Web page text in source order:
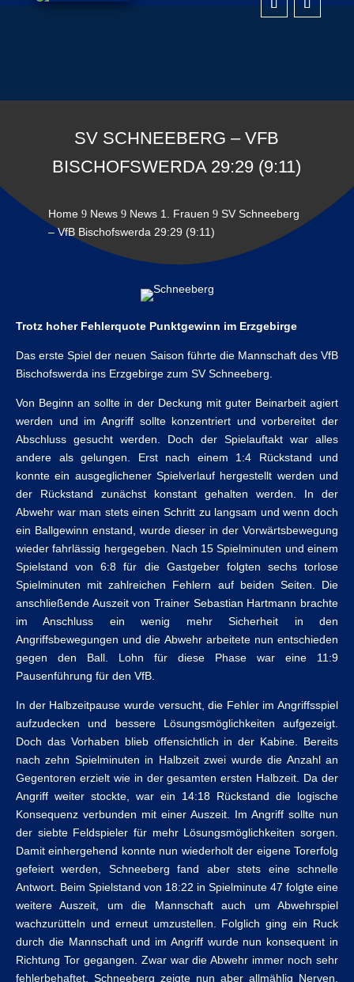
SV SCHNEEBERG – VFB
BISCHOFSWERDA 29:29 (9:11)
Home 9 News 9 News 1. Frauen 9 SV Schneeberg
– VfB Bischofswerda 29:29 (9:11)
Trotz hoher Fehlerquote Punktgewinn im Erzgebirge
Das erste Spiel der neuen Saison führte die Mannschaft des VfB
Bischofswerda ins Erzgebirge zum SV Schneeberg.
Von Beginn an sollte in der Deckung mit guter Beinarbeit agiert
werden und im Angriff sollte konzentriert und vorbereitet der
Abschluss gesucht werden. Doch der Spielauftakt war alles
andere als gelungen. Erst nach einem 1:4 Rückstand und
konnte ein ausgeglichener Spielverlauf hergestellt werden und
der Rückstand zunächst konstant gehalten werden. In der
Abwehr war man stets einen Schritt zu langsam und wenn doch
ein Ballgewinn enstand, wurde dieser in der Vorwärtsbewegung
wieder fahrlässig hergegeben. Nach 15 Spielminuten und einem
Spielstand von 6:8 für die Gastgeber folgten sechs torlose
Spielminuten mit zahlreichen Fehlern auf beiden Seiten. Die
anschließende Auszeit von Trainer Sebastian Hartmann brachte
im Anschluss ein wenig mehr Sicherheit in den
Angriffsbewegungen und die Abwehr arbeitete nun entschieden
gegen den Ball. Lohn für diese Phase war eine 11:9
Pausenführung für den VfB.
In der Halbzeitpause wurde versucht, die Fehler im Angriffsspiel
aufzudecken und bessere Lösungsmöglichkeiten aufgezeigt.
Doch das Vorhaben blieb offensichtlich in der Kabine. Bereits
nach zehn Spielminuten in Halbzeit zwei wurde die Anzahl an
Gegentoren erzielt wie in der gesamten ersten Halbzeit. Da der
Angriff weiter stockte, war ein 14:18 Rückstand die logische
Konsequenz verbunden mit einer Auszeit. Im Angriff sollte nun
der siebte Feldspieler für mehr Lösungsmöglichkeiten sorgen.
Damit einhergehend konnte nun wiederholt der eigene Torerfolg
gefeiert werden, Schneeberg fand aber stets eine schnelle
Antwort. Beim Spielstand von 18:22 in Spielminute 47 folgte eine
weitere Auszeit, um die Mannschaft auch um Abwehrspiel
wachzurütteln und erneut umzustellen. Folglich ging ein Ruck
durch die Mannschaft und im Angriff wurde nun konsequent in
Richtung Tor gegangen. Zwar war die Abwehr immer noch sehr
fehlerbehaftet, Schneeberg zeigte nun aber allmählig Nerven.